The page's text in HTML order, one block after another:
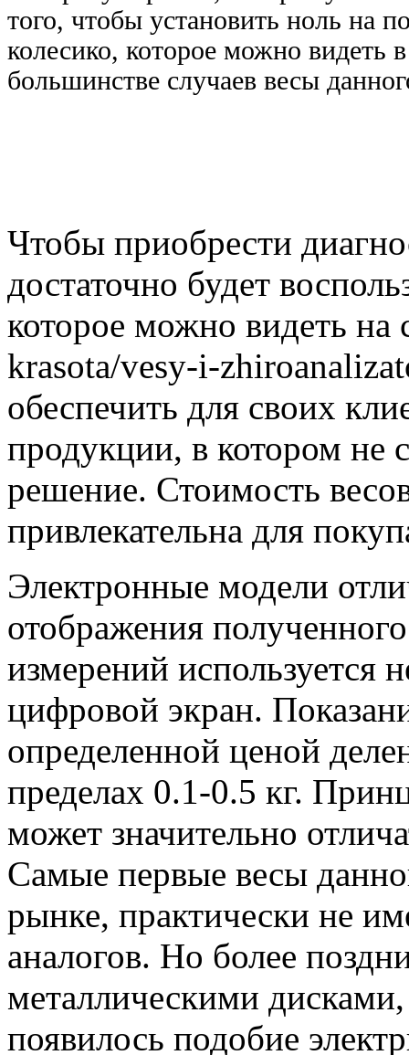
того, чтобы установить ноль на
колесико, которое можно видеть
большинстве случаев весы
Чтобы приобрести
достаточно будет
которое можно видеть
krasota/vesy-i-
обеспечить для своих
продукции, в котором не
решение. Стоимость
привлекательна для
Электронные модели
отображения
измерений используется
цифровой экран.
определенной ценой
пределах 0.1-0.5 кг.
может значительно
Самые первые весы
рынке, практически не
аналогов. Но более
металлическими
появилось подобие